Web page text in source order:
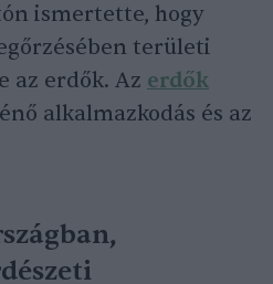
ismertette, hogy
területi
az erdők. Az erdők
alkalmazkodás és az